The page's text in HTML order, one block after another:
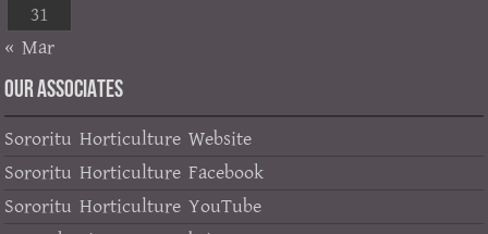
31
« Mar
OUR ASSOCIATES
Sororitu Horticulture Website
Sororitu Horticulture Facebook
Sororitu Horticulture YouTube